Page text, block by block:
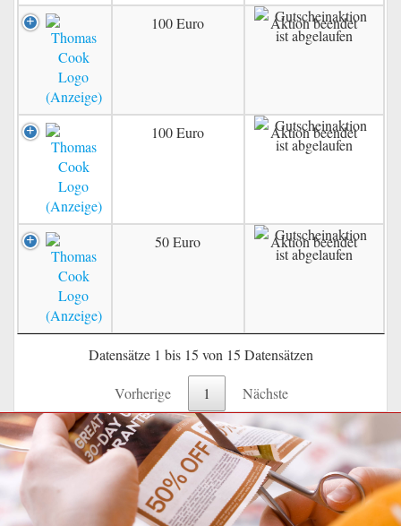
100 Euro Aktion beendet
100 Euro Aktion beendet
50 Euro Aktion beendet
Datensätze 1 bis 15 von 15 Datensätzen
Vorherige 1 Nächste